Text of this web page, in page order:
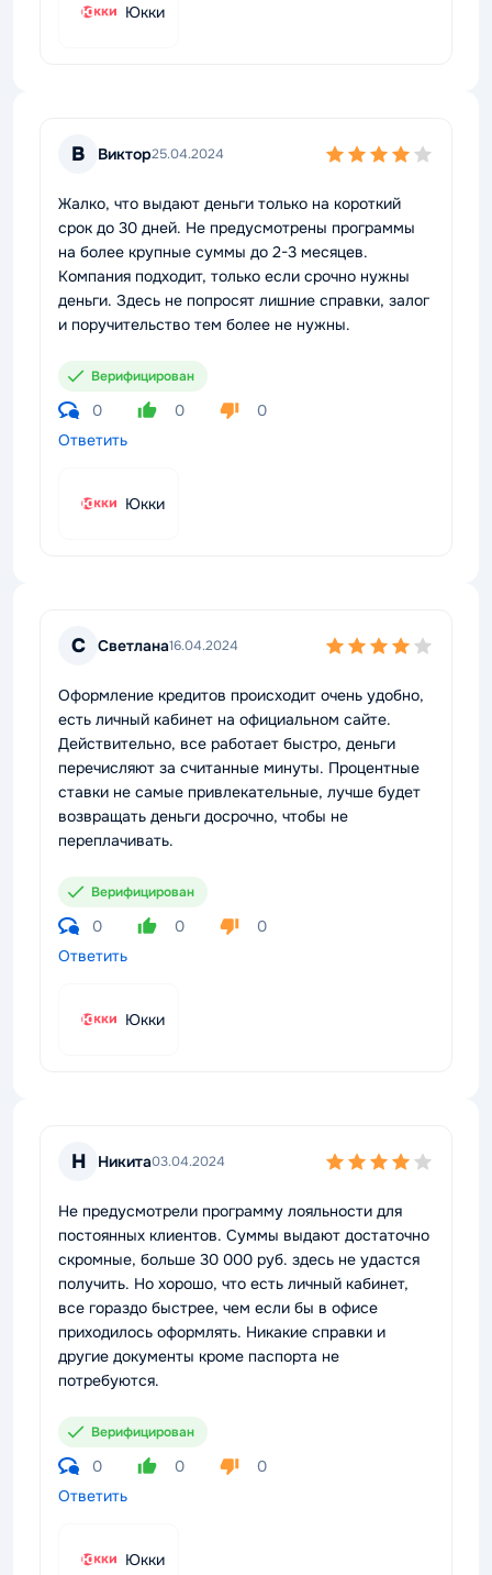
Юкки
В Виктор25.04.2024
Жалко, что выдают деньги только на короткий
срок до 30 дней. Не предусмотрены программы
на более крупные суммы до 2-3 месяцев.
Компания подходит, только если срочно нужны
деньги. Здесь не попросят лишние справки, залог
и поручительство тем более не нужны.
Верифицирован
0 0
0
Ответить
Юкки
С Светлана16.04.2024
Оформление кредитов происходит очень удобно,
есть личный кабинет на официальном сайте.
Действительно, все работает быстро, деньги
перечисляют за считанные минуты. Процентные
ставки не самые привлекательные, лучше будет
возвращать деньги досрочно, чтобы не
переплачивать.
Верифицирован
0 0
0
Ответить
Юкки
Н Никита03.04.2024
Не предусмотрели программу лояльности для
постоянных клиентов. Суммы выдают достаточно
скромные, больше 30 000 руб. здесь не удастся
получить. Но хорошо, что есть личный кабинет,
все гораздо быстрее, чем если бы в офисе
приходилось оформлять. Никакие справки и
другие документы кроме паспорта не
потребуются.
Верифицирован
0 0
0
Ответить
Юкки